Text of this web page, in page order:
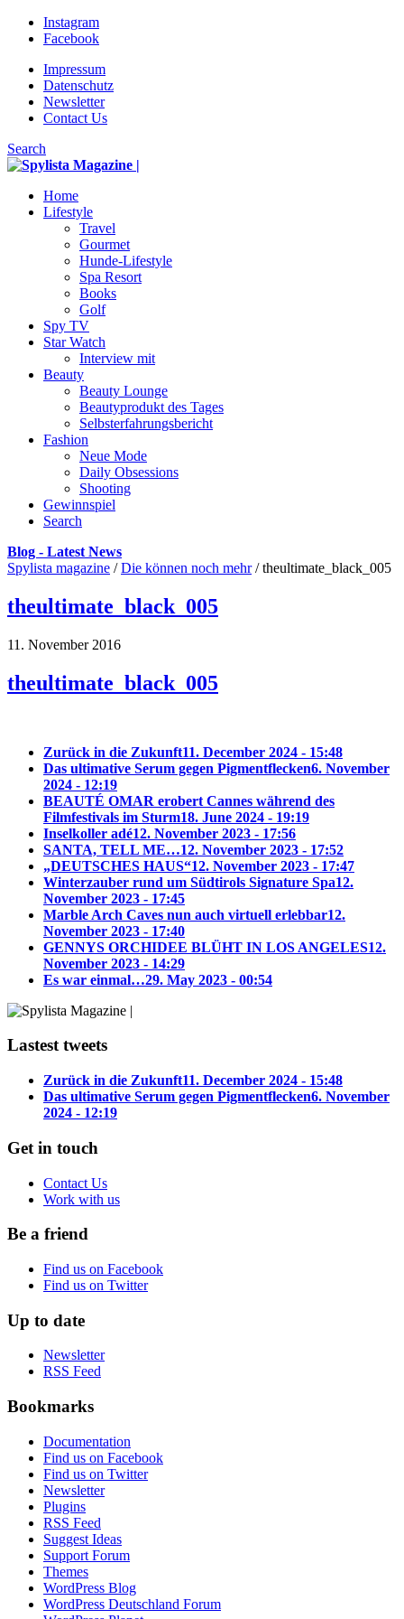
Instagram
Facebook
Impressum
Datenschutz
Newsletter
Contact Us
Search
Home
Lifestyle
Travel
Gourmet
Hunde-Lifestyle
Spa Resort
Books
Golf
Spy TV
Star Watch
Interview mit
Beauty
Beauty Lounge
Beautyprodukt des Tages
Selbsterfahrungsbericht
Fashion
Neue Mode
Daily Obsessions
Shooting
Gewinnspiel
Search
Blog - Latest News
Spylista magazine / Die können noch mehr / theultimate_black_005
theultimate_black_005
11. November 2016
theultimate_black_005
Zurück in die Zukunft11. December 2024 - 15:48
Das ultimative Serum gegen Pigmentflecken6. November
2024 - 12:19
BEAUTÉ OMAR erobert Cannes während des
Filmfestivals im Sturm18. June 2024 - 19:19
Inselkoller adé12. November 2023 - 17:56
SANTA, TELL ME…12. November 2023 - 17:52
„DEUTSCHES HAUS“12. November 2023 - 17:47
Winterzauber rund um Südtirols Signature Spa12.
November 2023 - 17:45
Marble Arch Caves nun auch virtuell erlebbar12.
November 2023 - 17:40
GENNYS ORCHIDEE BLÜHT IN LOS ANGELES12.
November 2023 - 14:29
Es war einmal…29. May 2023 - 00:54
Lastest tweets
Zurück in die Zukunft11. December 2024 - 15:48
Das ultimative Serum gegen Pigmentflecken6. November
2024 - 12:19
Get in touch
Contact Us
Work with us
Be a friend
Find us on Facebook
Find us on Twitter
Up to date
Newsletter
RSS Feed
Bookmarks
Documentation
Find us on Facebook
Find us on Twitter
Newsletter
Plugins
RSS Feed
Suggest Ideas
Support Forum
Themes
WordPress Blog
WordPress Deutschland Forum